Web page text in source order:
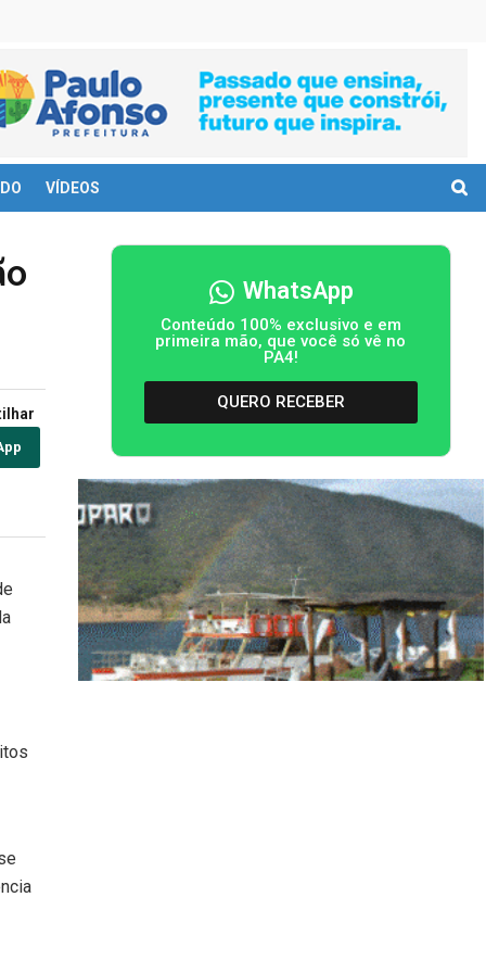
VÍDEOS
WhatsApp
Conteúdo 100% exclusivo e em
primeira mão, que você só vê no
PA4!
QUERO RECEBER